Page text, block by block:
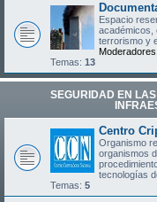
Espacio
académicos,
terrorismo y
Moderadores:
Temas: 13
SEGURIDAD EN
Centro
Organismo
organismos
tecnologías
Temas: 5